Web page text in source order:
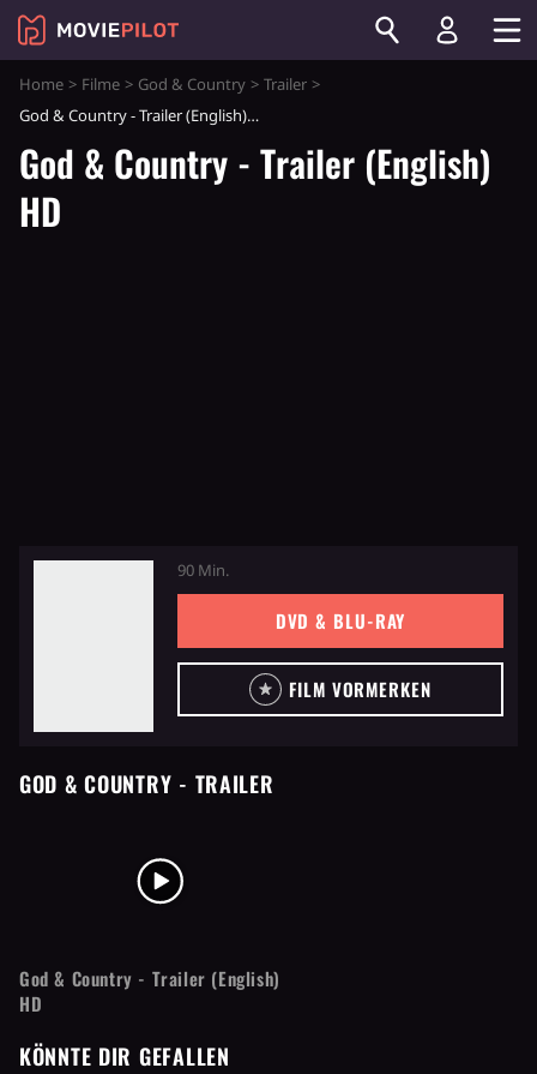
Home Filme God & Country
Trailer
God & Country - Trailer (English) HD
God & Country - Trailer (English)
HD
90 Min.
DVD & BLU-RAY
FILM VORMERKEN
GOD & COUNTRY - TRAILER
God & Country - Trailer (English)
HD
KÖNNTE DIR GEFALLEN